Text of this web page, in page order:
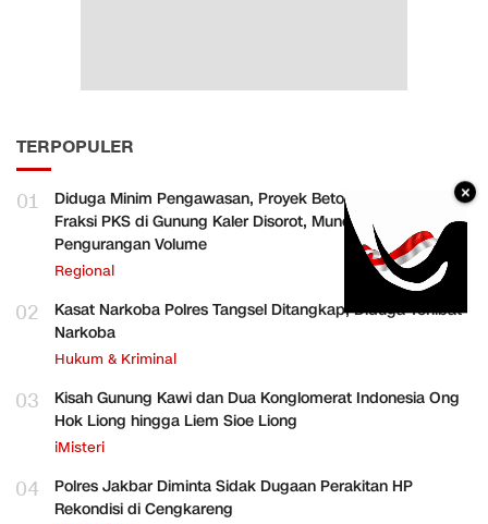
TERPOPULER
01
Diduga Minim Pengawasan, Proyek Betonisasi Aspirasi
Fraksi PKS di Gunung Kaler Disorot, Muncul Dugaan
Pengurangan Volume
Regional
02
Kasat Narkoba Polres Tangsel Ditangkap, Diduga Terlibat
Narkoba
Hukum & Kriminal
03
Kisah Gunung Kawi dan Dua Konglomerat Indonesia Ong
Hok Liong hingga Liem Sioe Liong
iMisteri
04
Polres Jakbar Diminta Sidak Dugaan Perakitan HP
Rekondisi di Cengkareng
×